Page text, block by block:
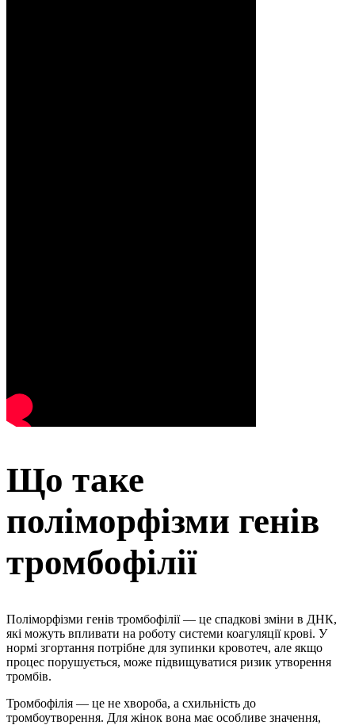
Що таке
поліморфізми генів
тромбофілії
Поліморфізми генів тромбофілії — це спадкові зміни в ДНК,
які можуть впливати на роботу системи коагуляції крові. У
нормі згортання потрібне для зупинки кровотеч, але якщо
процес порушується, може підвищуватися ризик утворення
тромбів.
Тромбофілія — це не хвороба, а схильність до
тромбоутворення. Для жінок вона має особливе значення,